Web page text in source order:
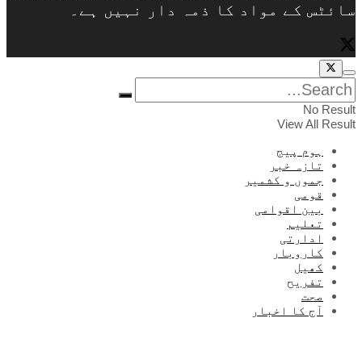
سائٹس کے مواد کا ذمہ دار نہیں ہے۔
No Result
View All Result
ہوم پیج
تازہ خبر
جموں و کشمیر
قومی
بین اقوامی
تعلیم
ادارتی
کاروبار
کھیل
تفریح
صحت
آج کا اخبار